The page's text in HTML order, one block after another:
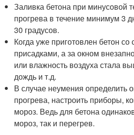
Заливка бетона при минусовой
прогрева в течение минимум 3
30 градусов.
Когда уже приготовлен бетон
присадками, а за окном
или влажность воздуха стала
дождь и т.д.
В случае неумения определить
прогрева, настроить приборы,
мороз. Ведь для бетона
мороз, так и перегрев.